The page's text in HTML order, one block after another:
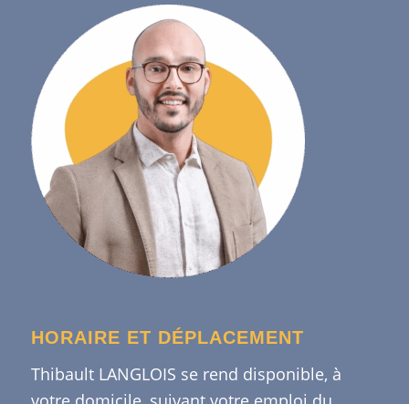
HORAIRE ET DÉPLACEMENT
Thibault LANGLOIS se rend disponible, à